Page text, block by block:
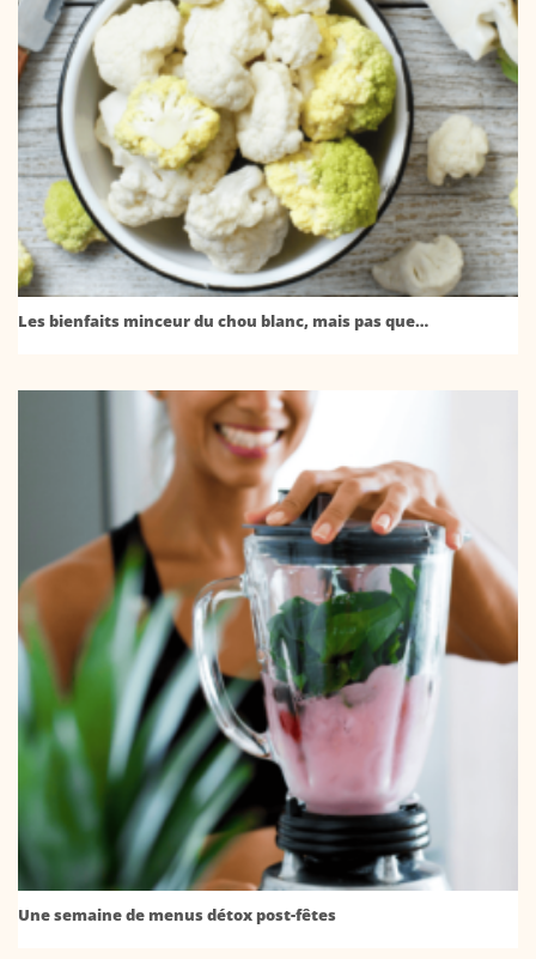
Les bienfaits minceur du chou blanc, mais pas que…
Une semaine de menus détox post-fêtes